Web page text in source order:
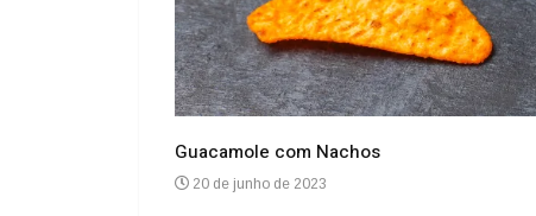
Guacamole com Nachos
20 de junho de 2023